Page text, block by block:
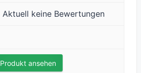
Aktuell keine Bewertungen
Produkt ansehen